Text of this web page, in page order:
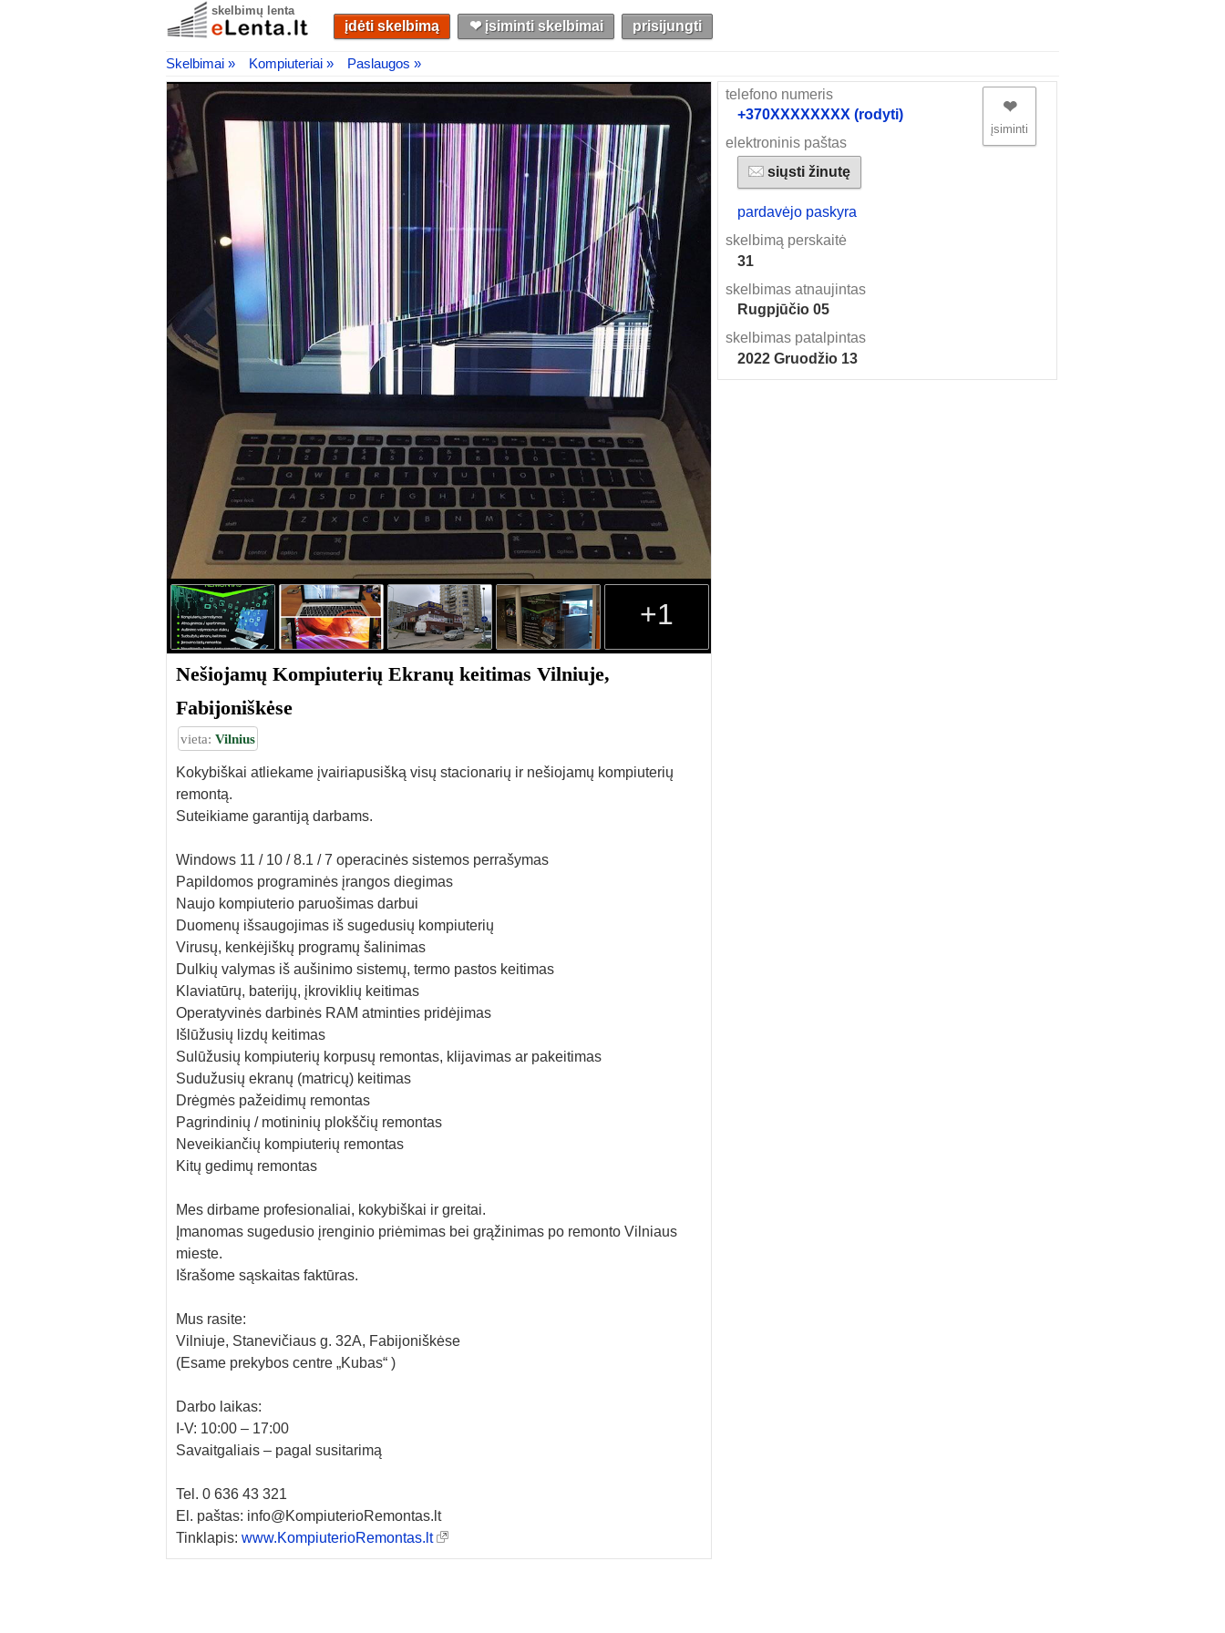
skelbimų lenta
įdėti skelbimą ❤︎ įsiminti skelbimai prisijungti
Skelbimai » Kompiuteriai » Paslaugos »
+1
Nešiojamų Kompiuterių Ekranų keitimas Vilniuje,
Fabijoniškėse
vieta: Vilnius
Kokybiškai atliekame įvairiapusišką visų stacionarių ir nešiojamų kompiuterių
remontą.
Suteikiame garantiją darbams.
Windows 11 / 10 / 8.1 / 7 operacinės sistemos perrašymas
Papildomos programinės įrangos diegimas
Naujo kompiuterio paruošimas darbui
Duomenų išsaugojimas iš sugedusių kompiuterių
Virusų, kenkėjiškų programų šalinimas
Dulkių valymas iš aušinimo sistemų, termo pastos keitimas
Klaviatūrų, baterijų, įkroviklių keitimas
Operatyvinės darbinės RAM atminties pridėjimas
Išlūžusių lizdų keitimas
Sulūžusių kompiuterių korpusų remontas, klijavimas ar pakeitimas
Sudužusių ekranų (matricų) keitimas
Drėgmės pažeidimų remontas
Pagrindinių / motininių plokščių remontas
Neveikiančių kompiuterių remontas
Kitų gedimų remontas
Mes dirbame profesionaliai, kokybiškai ir greitai.
Įmanomas sugedusio įrenginio priėmimas bei grąžinimas po remonto Vilniaus
mieste.
Išrašome sąskaitas faktūras.
Mus rasite:
Vilniuje, Stanevičiaus g. 32A, Fabijoniškėse
(Esame prekybos centre „Kubas“ )
Darbo laikas:
I-V: 10:00 – 17:00
Savaitgaliais – pagal susitarimą
Tel. 0 636 43 321
El. paštas: info@KompiuterioRemontas.lt
Tinklapis: www.KompiuterioRemontas.lt
telefono numeris
+370XXXXXXXX (rodyti)
elektroninis paštas
siųsti žinutę
pardavėjo paskyra
skelbimą perskaitė
31
skelbimas atnaujintas
Rugpjūčio 05
skelbimas patalpintas
2022 Gruodžio 13
❤︎
įsiminti